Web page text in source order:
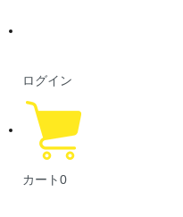
ログイン
カート0